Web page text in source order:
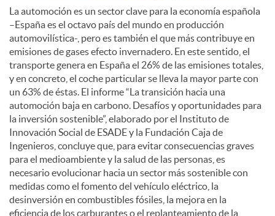
o
s
La automoción es un sector clave para la economía española
–España es el octavo país del mundo en producción
automovilística-, pero es también el que más contribuye en
emisiones de gases efecto invernadero. En este sentido, el
transporte genera en España el 26% de las emisiones totales,
y en concreto, el coche particular se lleva la mayor parte con
un 63% de éstas. El informe “La transición hacia una
automoción baja en carbono. Desafíos y oportunidades para
la inversión sostenible”, elaborado por el Instituto de
Innovación Social de ESADE y la Fundación Caja de
Ingenieros, concluye que, para evitar consecuencias graves
para el medioambiente y la salud de las personas, es
necesario evolucionar hacia un sector más sostenible con
medidas como el fomento del vehículo eléctrico, la
desinversión en combustibles fósiles, la mejora en la
eficiencia de los carburantes o el replanteamiento de la